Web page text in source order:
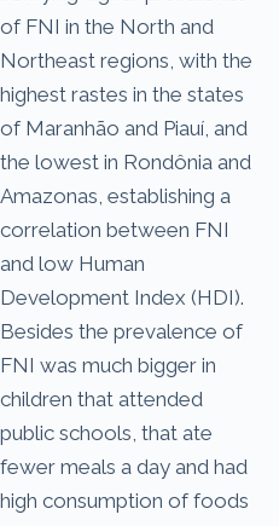
of FNI in the North and
Northeast regions, with the
highest rastes in the states
of Maranhão and Piauí, and
the lowest in Rondônia and
Amazonas, establishing a
correlation between FNI
and low Human
Development Index (HDI).
Besides the prevalence of
FNI was much bigger in
children that attended
public schools, that ate
fewer meals a day and had
high consumption of foods